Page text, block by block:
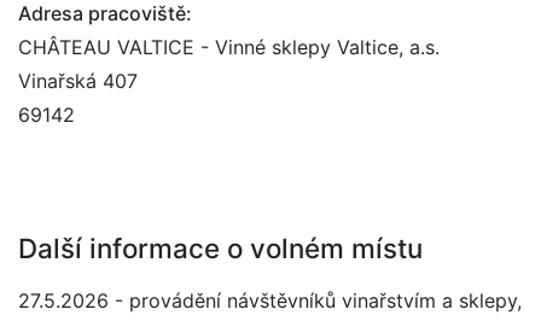
Adresa pracoviště:
CHÂTEAU VALTICE - Vinné sklepy Valtice, a.s.
Vinařská 407
69142
Další informace o volném místu
27.5.2026 - provádění návštěvníků vinařstvím a sklepy,